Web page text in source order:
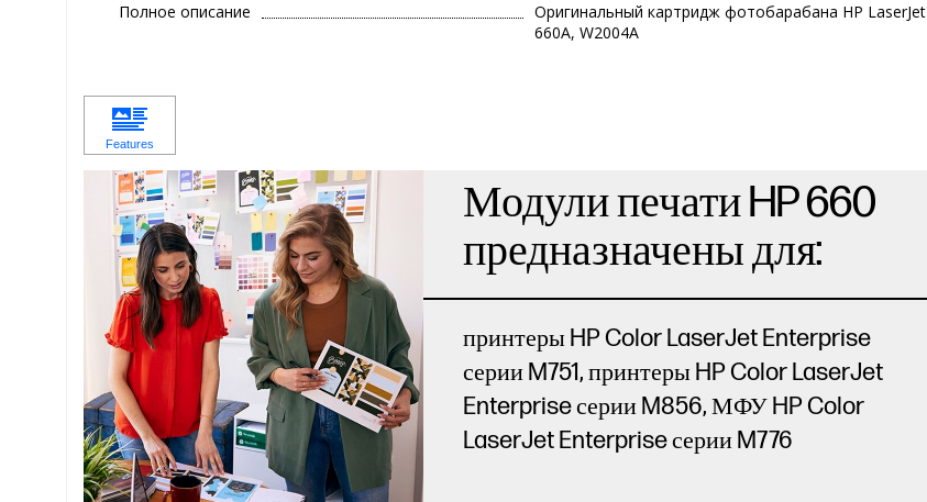
Полное описание
Оригинальный картридж фотобарабана HP LaserJet
660A, W2004A
Модули печати HP 660
предназначены для:
принтеры HP Color LaserJet Enterprise
серии M751, принтеры HP Color LaserJet
Enterprise серии M856, МФУ HP Color
LaserJet Enterprise серии M776